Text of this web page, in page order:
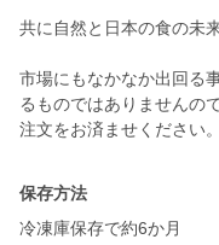
共に自然と日本の食の未
市場にもなかなか出回る
るものではありませんの
保存方法
冷凍庫保存で約6か月